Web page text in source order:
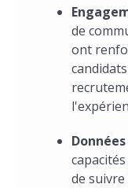
de
ont
de